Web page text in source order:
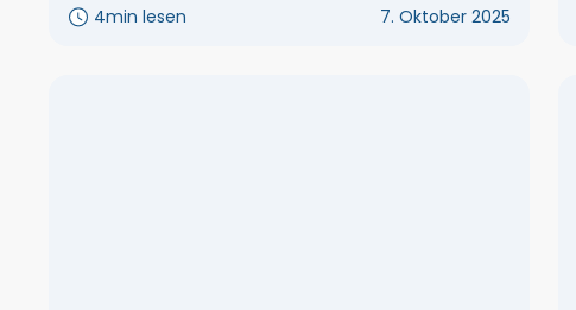
4min lesen 7. Oktober 2025